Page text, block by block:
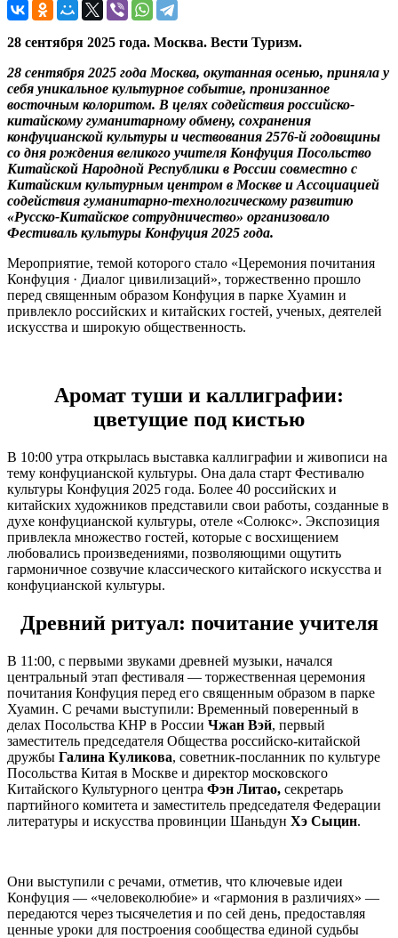
28 сентября 2025 года. Москва. Вести Туризм.
28 сентября 2025 года Москва, окутанная осенью, приняла у
себя уникальное культурное событие, пронизанное
восточным колоритом. В целях содействия российско-
китайскому гуманитарному обмену, сохранения
конфуцианской культуры и чествования 2576-й годовщины
со дня рождения великого учителя Конфуция Посольство
Китайской Народной Республики в России совместно с
Китайским культурным центром в Москве и Ассоциацией
содействия гуманитарно-технологическому развитию
«Русско-Китайское сотрудничество» организовало
Фестиваль культуры Конфуция 2025 года.
Мероприятие, темой которого стало «Церемония почитания
Конфуция · Диалог цивилизаций», торжественно прошло
перед священным образом Конфуция в парке Хуамин и
привлекло российских и китайских гостей, ученых, деятелей
искусства и широкую общественность.
Аромат туши и каллиграфии:
цветущие под кистью
В 10:00 утра открылась выставка каллиграфии и живописи на
тему конфуцианской культуры. Она дала старт Фестивалю
культуры Конфуция 2025 года. Более 40 российских и
китайских художников представили свои работы, созданные в
духе конфуцианской культуры, отеле «Солюкс». Экспозиция
привлекла множество гостей, которые с восхищением
любовались произведениями, позволяющими ощутить
гармоничное созвучие классического китайского искусства и
конфуцианской культуры.
Древний ритуал: почитание учителя
В 11:00, с первыми звуками древней музыки, начался
центральный этап фестиваля — торжественная церемония
почитания Конфуция перед его священным образом в парке
Хуамин. С речами выступили: Временный поверенный в
делах Посольства КНР в России Чжан Вэй, первый
заместитель председателя Общества российско-китайской
дружбы Галина Куликова, советник-посланник по культуре
Посольства Китая в Москве и директор московского
Китайского Культурного центра Фэн Литао, секретарь
партийного комитета и заместитель председателя Федерации
литературы и искусства провинции Шаньдун Хэ Сыцин.
Они выступили с речами, отметив, что ключевые идеи
Конфуция — «человеколюбие» и «гармония в различиях» —
передаются через тысячелетия и по сей день, предоставляя
ценные уроки для построения сообщества единой судьбы